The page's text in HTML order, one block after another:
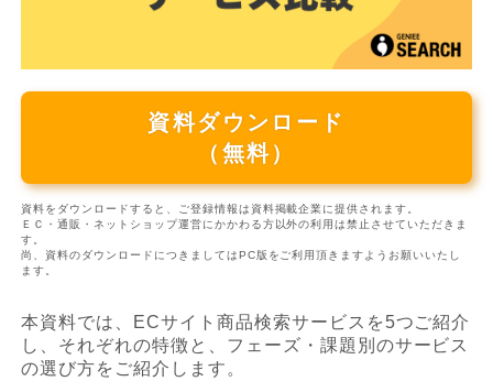
資料ダウンロード
（無料）
資料をダウンロードすると、ご登録情報は資料掲載企業に提供されます。
ＥＣ・通販・ネットショップ運営にかかわる方以外の利用は禁止させていただきま
す。
尚、資料のダウンロードにつきましてはPC版をご利用頂きますようお願いいたし
ます。
本資料では、ECサイト商品検索サービスを5つご紹介
し、それぞれの特徴と、フェーズ・課題別のサービス
の選び方をご紹介します。